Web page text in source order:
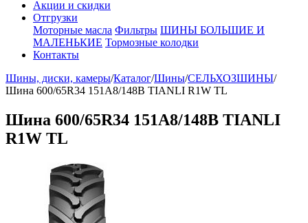
Акции и скидки
Отгрузки
Моторные масла Фильтры ШИНЫ БОЛЬШИЕ И
МАЛЕНЬКИЕ Тормозные колодки
Контакты
Шины, диски, камеры/Каталог/Шины/СЕЛЬХОЗШИНЫ/
Шина 600/65R34 151A8/148B TIANLI R1W TL
Шина 600/65R34 151A8/148B TIANLI
R1W TL